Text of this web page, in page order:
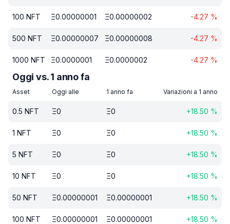
100 NFT Ξ0.00000001 Ξ0.00000002 -4.27 %
500 NFT Ξ0.00000007 Ξ0.00000008 -4.27 %
1000 NFT Ξ0.0000001 Ξ0.0000002 -4.27 %
Oggi vs. 1 anno fa
Asset Oggi alle 1 anno fa Variazioni a 1 anno
0.5 NFT Ξ0 Ξ0 +18.50 %
1 NFT Ξ0 Ξ0 +18.50 %
5 NFT Ξ0 Ξ0 +18.50 %
10 NFT Ξ0 Ξ0 +18.50 %
50 NFT Ξ0.00000001 Ξ0.00000001 +18.50 %
100 NFT Ξ0.00000001 Ξ0.00000001 +18.50 %